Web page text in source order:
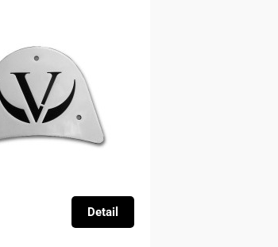
Detail